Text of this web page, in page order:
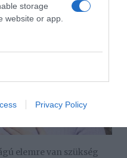
storage
website or app.
Privacy Policy
elemre van szükség